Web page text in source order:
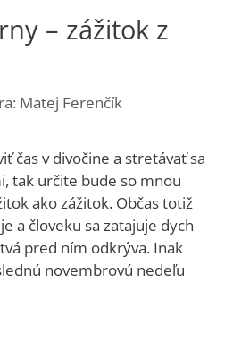
– zážitok z
Matej Ferenčík
čas v divočine a stretávať sa
tak určite bude so mnou
ako zážitok. Občas totiž
a človeku sa zatajuje dych
pred ním odkrýva. Inak
novembrovú nedeľu